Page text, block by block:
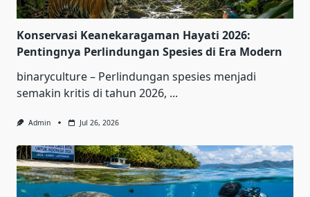
Konservasi Keanekaragaman Hayati 2026:
Pentingnya Perlindungan Spesies di Era Modern
binaryculture – Perlindungan spesies menjadi
semakin kritis di tahun 2026, ...
Admin Jul 26, 2026